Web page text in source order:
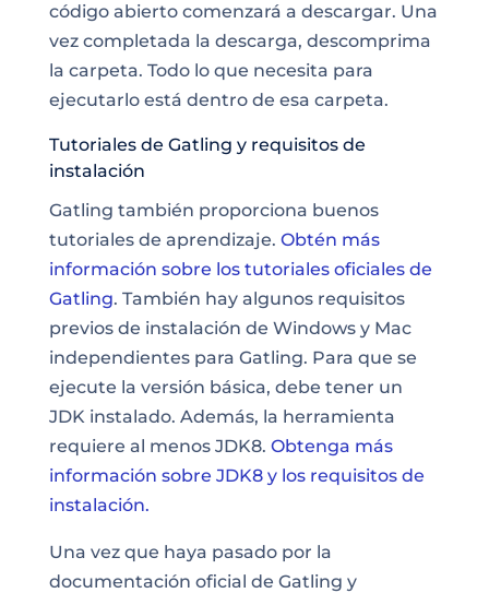
código abierto comenzará a descargar. Una
vez completada la descarga, descomprima
la carpeta. Todo lo que necesita para
ejecutarlo está dentro de esa carpeta.
Tutoriales de Gatling y requisitos de
instalación
Gatling también proporciona buenos
tutoriales de aprendizaje. Obtén más
información sobre los tutoriales oficiales de
Gatling. También hay algunos requisitos
previos de instalación de Windows y Mac
independientes para Gatling. Para que se
ejecute la versión básica, debe tener un
JDK instalado. Además, la herramienta
requiere al menos JDK8. Obtenga más
información sobre JDK8 y los requisitos de
instalación.
Una vez que haya pasado por la
documentación oficial de Gatling y